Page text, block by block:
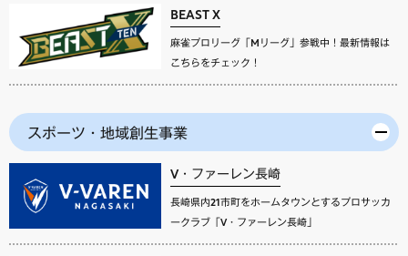
BEAST X
麻雀プロリーグ「Mリーグ」参戦中！最新情報は
こちらをチェック！
スポーツ・地域創生事業
V・ファーレン長崎
長崎県内21市町をホームタウンとするプロサッカ
ークラブ「V・ファーレン長崎」